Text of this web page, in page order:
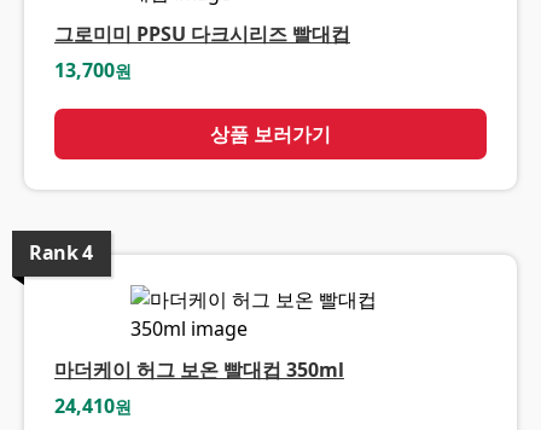
그로미미 PPSU 다크시리즈 빨대컵
13,700원
상품 보러가기
Rank4
마더케이 허그 보온 빨대컵 350ml
24,410원